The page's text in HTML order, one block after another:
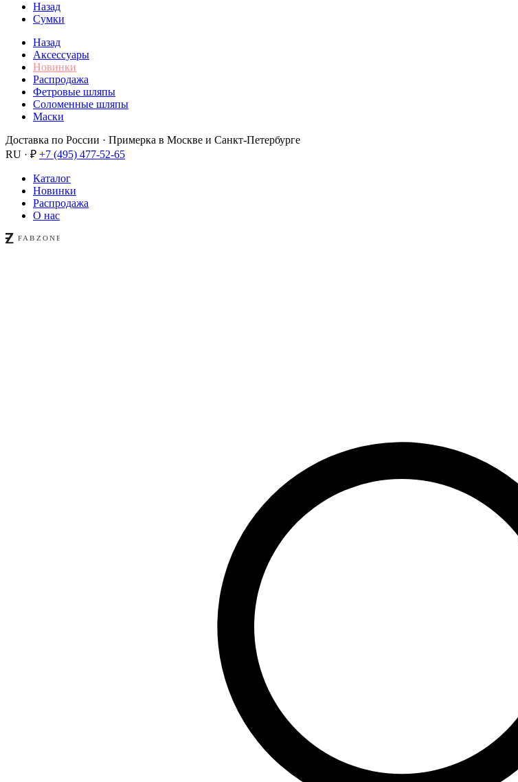
Назад
Сумки
Назад
Аксессуары
Новинки
Распродажа
Фетровые шляпы
Соломенные шляпы
Маски
Доставка по России · Примерка в Москве и Санкт-Петербурге
RU · ₽ +7 (495) 477-52-65
Каталог
Новинки
Распродажа
О нас